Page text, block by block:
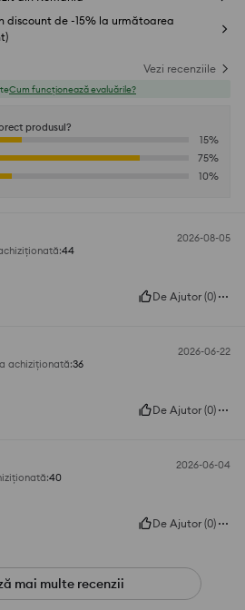
discount de -15% la următoarea
Vezi recenziile
Cum funcționează evaluările?
produsul?
15%
75%
10%
2026-08-05
:44
De Ajutor (0)
2026-06-22
achiziționată:36
De Ajutor (0)
2026-06-04
:40
De Ajutor (0)
mai multe recenzii